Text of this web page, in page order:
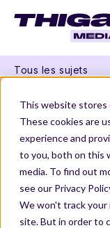
This website stores
These cookies are
experience and
to you, both on this
media. To find out
see our Privacy
We won't track
site. But in order to
Tous les sujets